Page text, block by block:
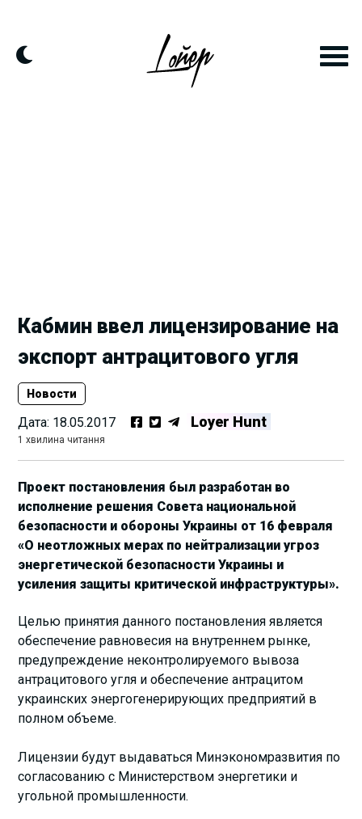
контенту
Кабмин ввел лицензирование на
экспорт антрацитового угля
Новости
Дата: 18.05.2017 Loyer Hunt
1 хвилина читання
Проект постановления был разработан во
исполнение решения Совета национальной
безопасности и обороны Украины от 16 февраля
«О неотложных мерах по нейтрализации угроз
энергетической безопасности Украины и
усиления защиты критической инфраструктуры».
Целью принятия данного постановления является
обеспечение равновесия на внутреннем рынке,
предупреждение неконтролируемого вывоза
антрацитового угля и обеспечение антрацитом
украинских энергогенерирующих предприятий в
полном объеме.
Лицензии будут выдаваться Минэкономразвития по
согласованию с Министерством энергетики и
угольной промышленности.